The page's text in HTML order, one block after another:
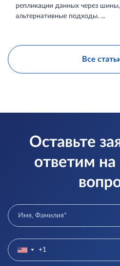
репликации данных через
альтернативные подходы. ...
Все
Оставьте
ответим
▼